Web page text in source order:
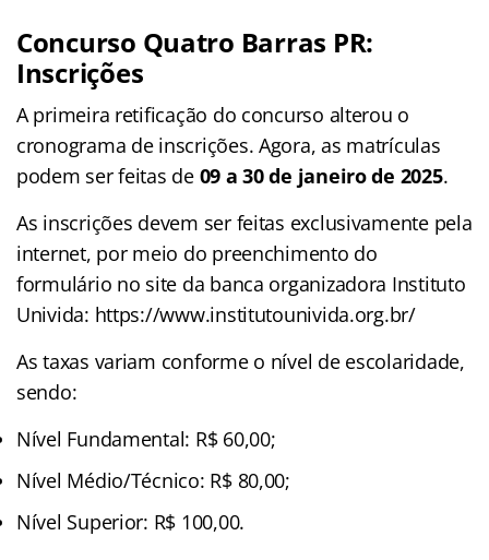
Concurso Quatro Barras PR:
Inscrições
A primeira retificação do concurso alterou o
cronograma de inscrições. Agora, as matrículas
podem ser feitas de09 a 30 de janeiro de 2025.
As inscrições devem ser feitas exclusivamente pela
internet, por meio do preenchimento do
formulário no site da banca organizadora Instituto
Univida: https://www.institutounivida.org.br/
As taxas variam conforme o nível de escolaridade,
sendo:
Nível Fundamental: R$ 60,00;
Nível Médio/Técnico: R$ 80,00;
Nível Superior: R$ 100,00.